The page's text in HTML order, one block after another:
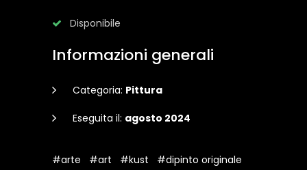
Disponibile
Informazioni generali
Categoria: Pittura
Eseguita il: agosto 2024
#arte #art #kust
#dipinto originale